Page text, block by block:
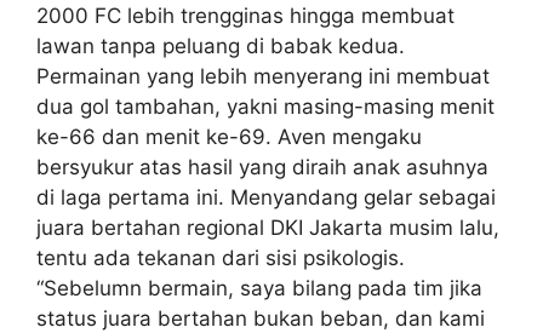
2000 FC lebih trengginas hingga membuat
lawan tanpa peluang di babak kedua.
Permainan yang lebih menyerang ini membuat
dua gol tambahan, yakni masing-masing menit
ke-66 dan menit ke-69. Aven mengaku
bersyukur atas hasil yang diraih anak asuhnya
di laga pertama ini. Menyandang gelar sebagai
juara bertahan regional DKI Jakarta musim lalu,
tentu ada tekanan dari sisi psikologis.
“Sebelumn bermain, saya bilang pada tim jika
status juara bertahan bukan beban, dan kami